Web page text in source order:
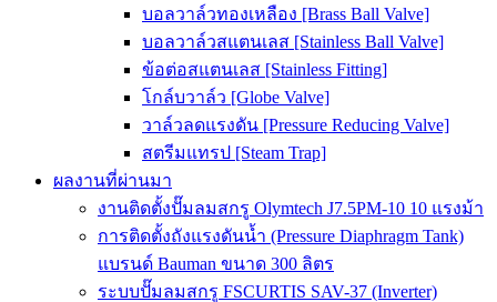
บอลวาล์วทองเหลือง [Brass Ball Valve]
บอลวาล์วสแตนเลส [Stainless Ball Valve]
ข้อต่อสแตนเลส [Stainless Fitting]
โกล์บวาล์ว [Globe Valve]
วาล์วลดแรงดัน [Pressure Reducing Valve]
สตรีมแทรป [Steam Trap]
ผลงานที่ผ่านมา
งานติดตั้งปั๊มลมสกรู Olymtech J7.5PM-10 10 แรงม้า
การติดตั้งถังแรงดันน้ำ (Pressure Diaphragm Tank)
แบรนด์ Bauman ขนาด 300 ลิตร
ระบบปั๊มลมสกรู FSCURTIS SAV-37 (Inverter)